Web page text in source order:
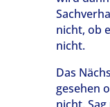
nicht, ob
nicht.
Das
gesehen